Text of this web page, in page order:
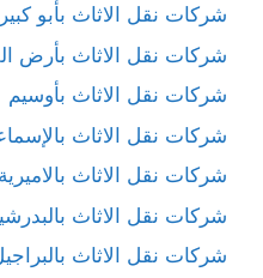
شركات نقل الاثاث بأبو كبير
شركات نقل الاثاث بأرض
شركات نقل الاثاث بأوسيم
شركات نقل الاثاث
شركات نقل الاثاث بالاميرية
شركات نقل الاثاث
شركات نقل الاثاث